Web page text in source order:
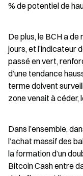
% de potentiel de
De plus, le BCH a
jours, et l’indicateur
passé en vert,
d’une tendance
terme doivent
zone venait à céder,
Dans l’ensemble,
l’achat massif des
la formation d’un
Bitcoin Cash entre